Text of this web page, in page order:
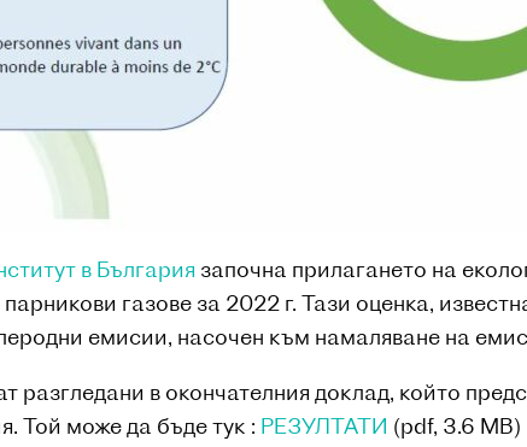
в България започна прилагането на
газове за 2022 г. Тази оценка,
емисии, насочен към намаляване на
разгледани в окончателния доклад, който
Той може да бъде тук : РЕЗУЛТАТИ (pdf, 3.6 MB)